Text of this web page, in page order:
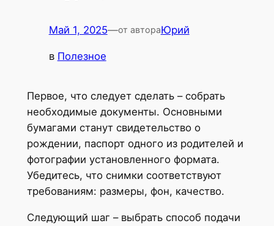
Май 1, 2025—от автораЮрий
в Полезное
Первое, что следует сделать – собрать
необходимые документы. Основными
бумагами станут свидетельство о
рождении, паспорт одного из родителей и
фотографии установленного формата.
Убедитесь, что снимки соответствуют
требованиям: размеры, фон, качество.
Следующий шаг – выбрать способ подачи